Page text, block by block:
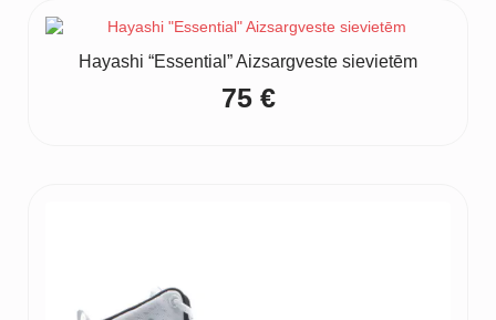
Hayashi “Essential” Aizsargveste sievietēm
75 €